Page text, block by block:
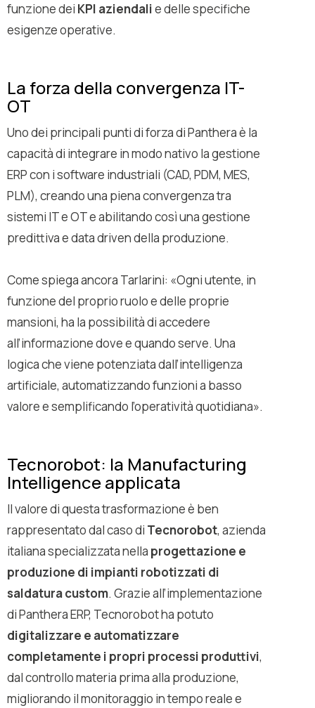
funzione dei KPI aziendalie delle specifiche
esigenze operative.
La forza della convergenza IT-
OT
Uno dei principali punti di forza di Panthera è la
capacità di integrare in modo nativo la gestione
ERP con i software industriali (CAD, PDM, MES,
PLM), creando una piena convergenza tra
sistemi IT e OT e abilitando così una gestione
predittiva e data driven della produzione.
Come spiega ancora Tarlarini: «Ogni utente, in
funzione del proprio ruolo e delle proprie
mansioni, ha la possibilità di accedere
all’informazione dove e quando serve. Una
logica che viene potenziata dall’intelligenza
artificiale, automatizzando funzioni a basso
valore e semplificando l’operatività quotidiana».
Tecnorobot: la Manufacturing
Intelligence applicata
Il valore di questa trasformazione è ben
rappresentato dal caso di Tecnorobot, azienda
italiana specializzata nella progettazione e
produzione di impianti robotizzati di
saldatura custom. Grazie all’implementazione
di Panthera ERP, Tecnorobot ha potuto
digitalizzare e automatizzare
completamente i propri processi produttivi,
dal controllo materia prima alla produzione,
migliorando il monitoraggio in tempo reale e